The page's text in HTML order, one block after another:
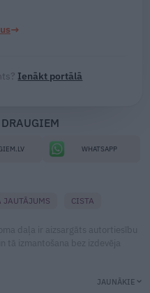
→
Ienākt portālā
WHATSAPP
JAUTĀJUMS CISTA
daļa ir aizsargāts autortiesību
tā izmantošana bez izdevēja
JAUNĀKIE